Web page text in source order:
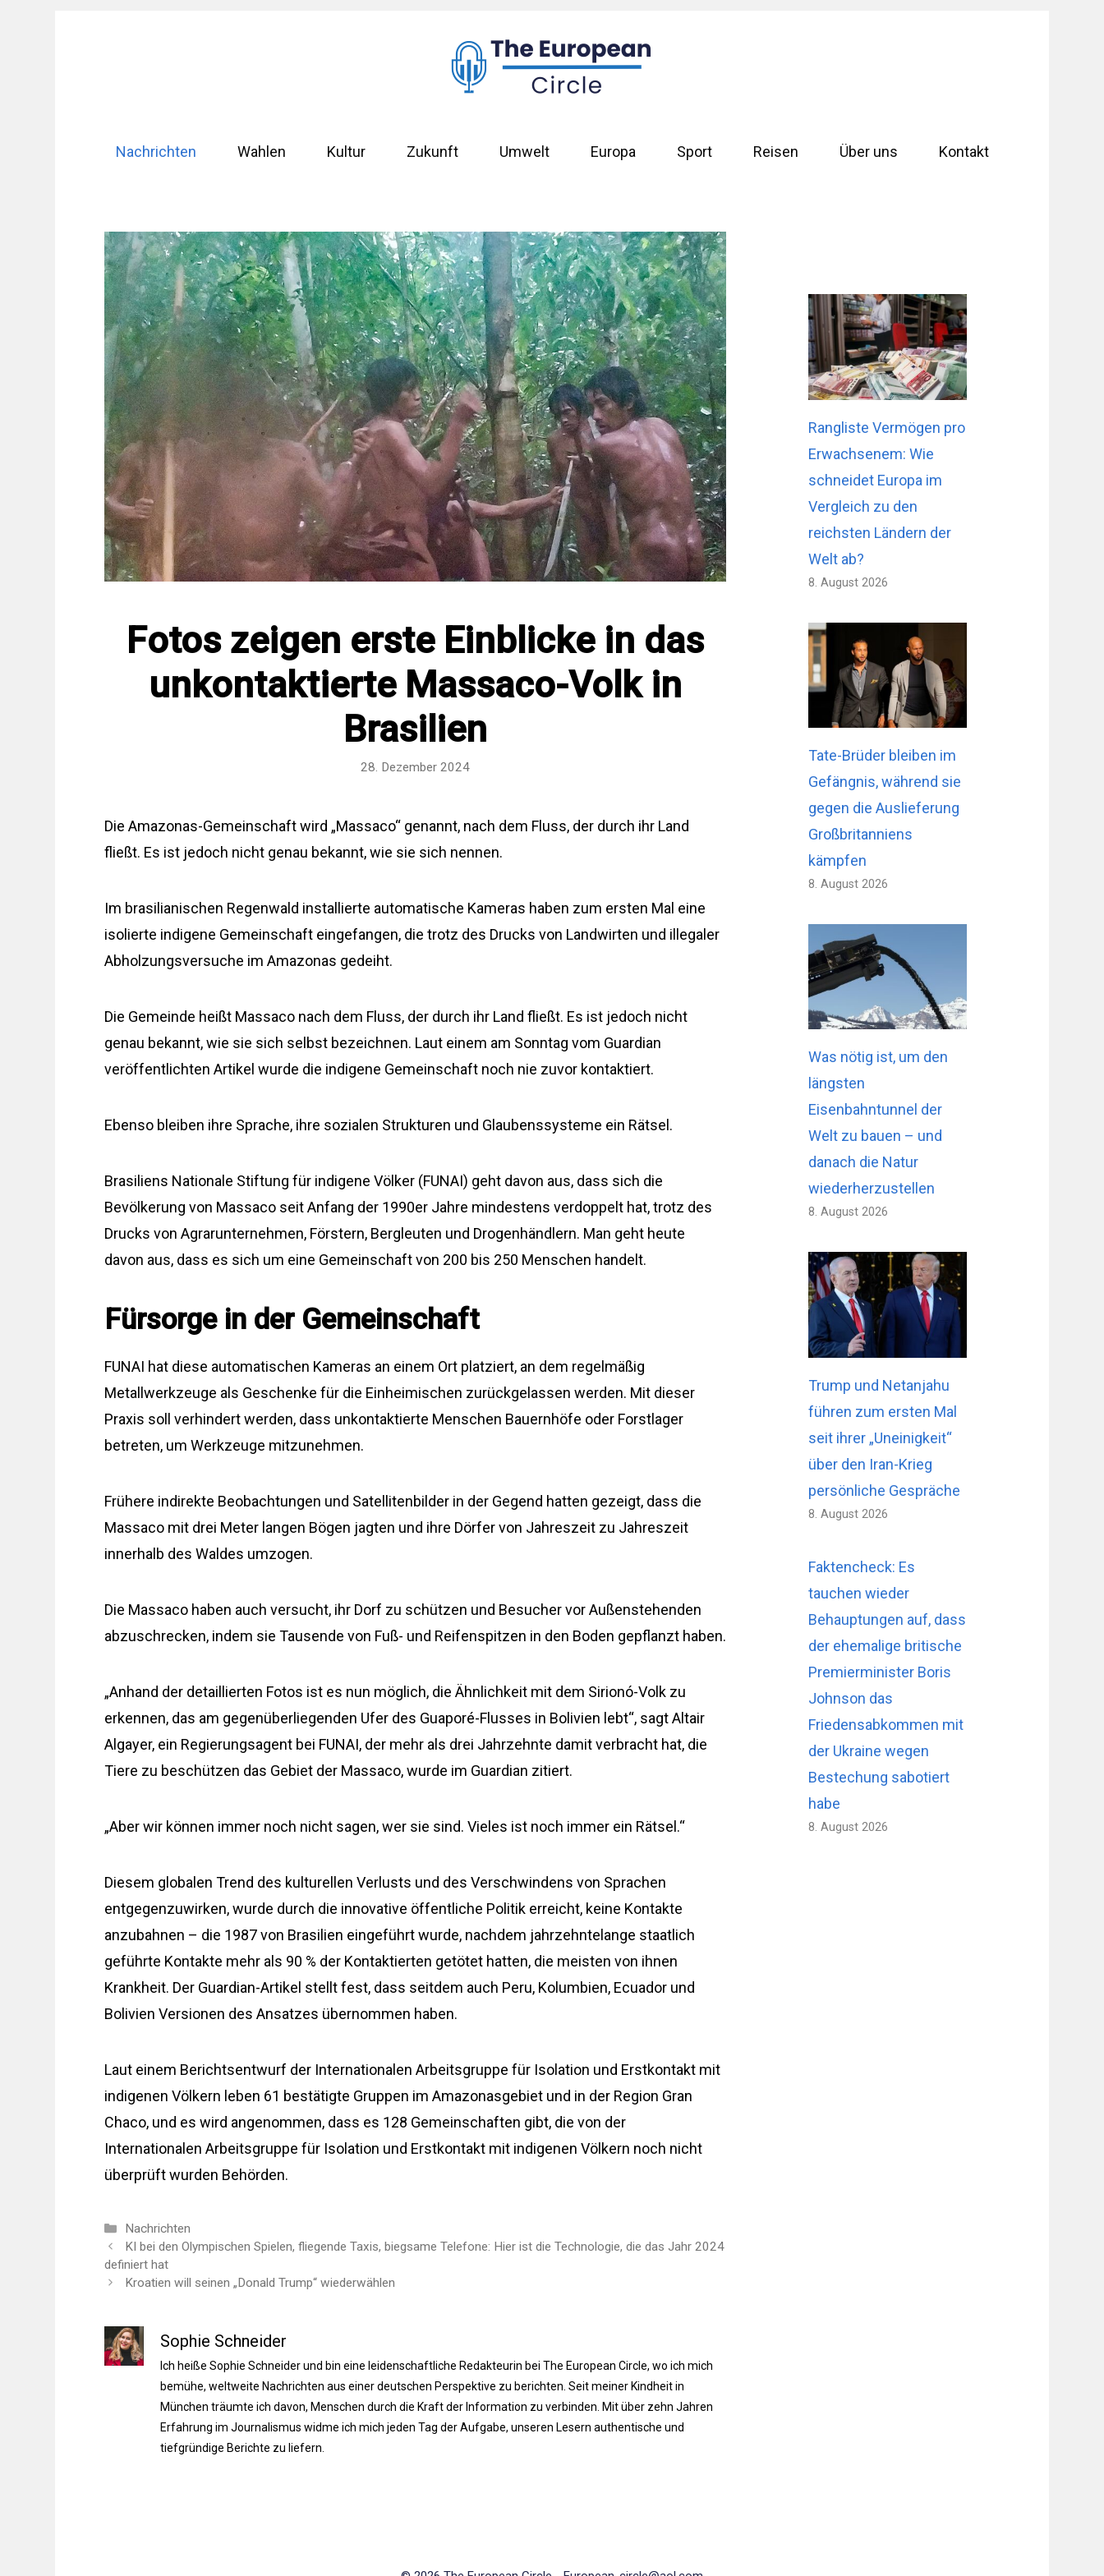
Nachrichten Wahlen Kultur Zukunft Umwelt Europa Sport Reisen Über uns Kontakt
Fotos zeigen erste Einblicke in das
unkontaktierte Massaco-Volk in
Brasilien
28. Dezember 2024
Die Amazonas-Gemeinschaft wird „Massaco“ genannt, nach dem Fluss, der durch ihr Land
fließt. Es ist jedoch nicht genau bekannt, wie sie sich nennen.
Im brasilianischen Regenwald installierte automatische Kameras haben zum ersten Mal eine
isolierte indigene Gemeinschaft eingefangen, die trotz des Drucks von Landwirten und illegaler
Abholzungsversuche im Amazonas gedeiht.
Die Gemeinde heißt Massaco nach dem Fluss, der durch ihr Land fließt. Es ist jedoch nicht
genau bekannt, wie sie sich selbst bezeichnen. Laut einem am Sonntag vom Guardian
veröffentlichten Artikel wurde die indigene Gemeinschaft noch nie zuvor kontaktiert.
Ebenso bleiben ihre Sprache, ihre sozialen Strukturen und Glaubenssysteme ein Rätsel.
Brasiliens Nationale Stiftung für indigene Völker (FUNAI) geht davon aus, dass sich die
Bevölkerung von Massaco seit Anfang der 1990er Jahre mindestens verdoppelt hat, trotz des
Drucks von Agrarunternehmen, Förstern, Bergleuten und Drogenhändlern. Man geht heute
davon aus, dass es sich um eine Gemeinschaft von 200 bis 250 Menschen handelt.
Fürsorge in der Gemeinschaft
FUNAI hat diese automatischen Kameras an einem Ort platziert, an dem regelmäßig
Metallwerkzeuge als Geschenke für die Einheimischen zurückgelassen werden. Mit dieser
Praxis soll verhindert werden, dass unkontaktierte Menschen Bauernhöfe oder Forstlager
betreten, um Werkzeuge mitzunehmen.
Frühere indirekte Beobachtungen und Satellitenbilder in der Gegend hatten gezeigt, dass die
Massaco mit drei Meter langen Bögen jagten und ihre Dörfer von Jahreszeit zu Jahreszeit
innerhalb des Waldes umzogen.
Die Massaco haben auch versucht, ihr Dorf zu schützen und Besucher vor Außenstehenden
abzuschrecken, indem sie Tausende von Fuß- und Reifenspitzen in den Boden gepflanzt haben.
„Anhand der detaillierten Fotos ist es nun möglich, die Ähnlichkeit mit dem Sirionó-Volk zu
erkennen, das am gegenüberliegenden Ufer des Guaporé-Flusses in Bolivien lebt“, sagt Altair
Algayer, ein Regierungsagent bei FUNAI, der mehr als drei Jahrzehnte damit verbracht hat, die
Tiere zu beschützen das Gebiet der Massaco, wurde im Guardian zitiert.
„Aber wir können immer noch nicht sagen, wer sie sind. Vieles ist noch immer ein Rätsel.“
Diesem globalen Trend des kulturellen Verlusts und des Verschwindens von Sprachen
entgegenzuwirken, wurde durch die innovative öffentliche Politik erreicht, keine Kontakte
anzubahnen – die 1987 von Brasilien eingeführt wurde, nachdem jahrzehntelange staatlich
geführte Kontakte mehr als 90 % der Kontaktierten getötet hatten, die meisten von ihnen
Krankheit. Der Guardian-Artikel stellt fest, dass seitdem auch Peru, Kolumbien, Ecuador und
Bolivien Versionen des Ansatzes übernommen haben.
Laut einem Berichtsentwurf der Internationalen Arbeitsgruppe für Isolation und Erstkontakt mit
indigenen Völkern leben 61 bestätigte Gruppen im Amazonasgebiet und in der Region Gran
Chaco, und es wird angenommen, dass es 128 Gemeinschaften gibt, die von der
Internationalen Arbeitsgruppe für Isolation und Erstkontakt mit indigenen Völkern noch nicht
überprüft wurden Behörden.
Kategorien
Nachrichten
KI bei den Olympischen Spielen, fliegende Taxis, biegsame Telefone: Hier ist die Technologie, die das Jahr 2024
definiert hat
Kroatien will seinen „Donald Trump“ wiederwählen
Sophie Schneider
Ich heiße Sophie Schneider und bin eine leidenschaftliche Redakteurin bei The European Circle, wo ich mich
bemühe, weltweite Nachrichten aus einer deutschen Perspektive zu berichten. Seit meiner Kindheit in
München träumte ich davon, Menschen durch die Kraft der Information zu verbinden. Mit über zehn Jahren
Erfahrung im Journalismus widme ich mich jeden Tag der Aufgabe, unseren Lesern authentische und
tiefgründige Berichte zu liefern.
Rangliste Vermögen pro
Erwachsenem: Wie
schneidet Europa im
Vergleich zu den
reichsten Ländern der
Welt ab?
8. August 2026
Tate-Brüder bleiben im
Gefängnis, während sie
gegen die Auslieferung
Großbritanniens
kämpfen
8. August 2026
Was nötig ist, um den
längsten
Eisenbahntunnel der
Welt zu bauen – und
danach die Natur
wiederherzustellen
8. August 2026
Trump und Netanjahu
führen zum ersten Mal
seit ihrer „Uneinigkeit“
über den Iran-Krieg
persönliche Gespräche
8. August 2026
Faktencheck: Es
tauchen wieder
Behauptungen auf, dass
der ehemalige britische
Premierminister Boris
Johnson das
Friedensabkommen mit
der Ukraine wegen
Bestechung sabotiert
habe
8. August 2026